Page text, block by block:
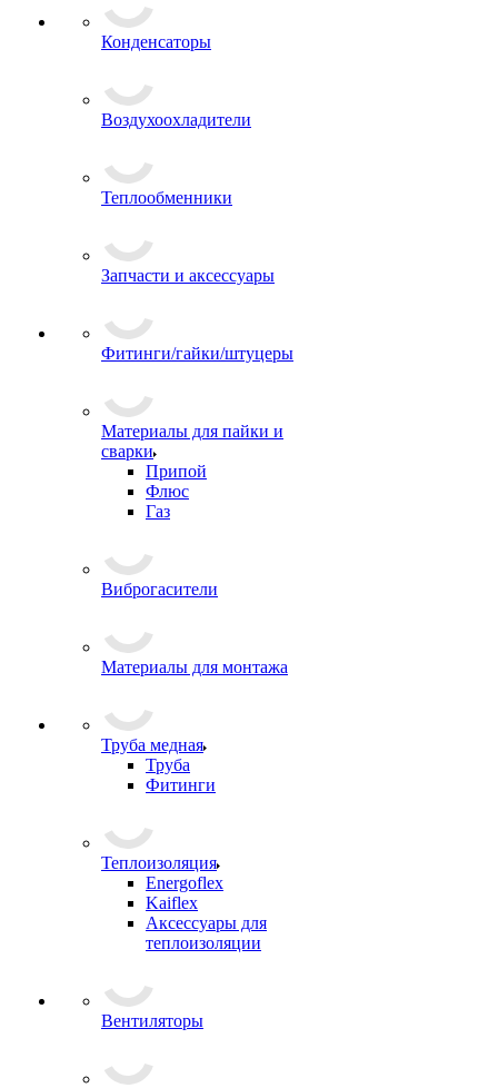
Конденсаторы
Воздухоохладители
Теплообменники
Запчасти и аксессуары
Фитинги/гайки/штуцеры
Материалы для пайки и
сварки
Припой
Флюс
Газ
Виброгасители
Материалы для монтажа
Труба медная
Труба
Фитинги
Теплоизоляция
Energoflex
Kaiflex
Аксессуары для
теплоизоляции
Вентиляторы